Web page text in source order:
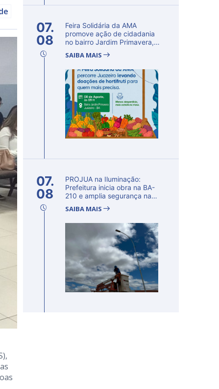
07.
08
Feira Solidária da AMA
promove ação de cidadania
no bairro Jardim Primavera,
SAIBA MAIS
07.
08
PROJUA na Iluminação:
Prefeitura inicia obra na BA-
210 e amplia segurança na
SAIBA MAIS